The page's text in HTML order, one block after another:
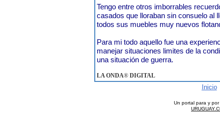
Tengo entre otros imborrables
casados que lloraban sin consuelo al
todos sus muebles muy nuevos
Para mi todo aquello fue una
manejar situaciones limites de la
una situación de guerra.
LA ONDA® DIGITAL
Inicio
Un portal para y